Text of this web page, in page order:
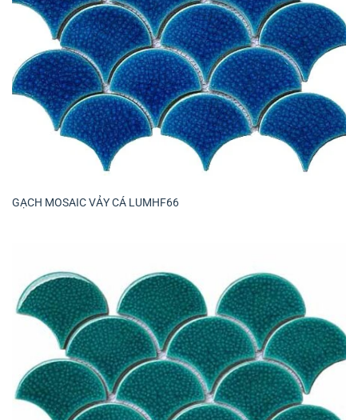
GẠCH MOSAIC VẢY CÁ LUMHF66